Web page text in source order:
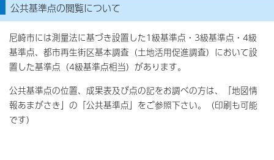
公共基準点の閲覧について
尼崎市には測量法に基づき設置した1級基準点・3級基準点・4級
基準点、都市再生街区基本調査（土地活用促進調査）において設
置した基準点（4級基準点相当）があります。
公共基準点の位置、成果表及び点の記をお調べの方は、「地図情
報あまがさき」の「公共基準点」をご参照下さい。（印刷も可能
です）